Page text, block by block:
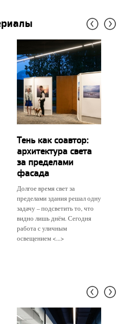
Тень как соавтор:
архитектура света
за пределами
фасада
Долгое время свет за
пределами здания решал одну
задачу – подсветить то, что
видно лишь днём. Сегодня
работа с уличным
освещением <...>